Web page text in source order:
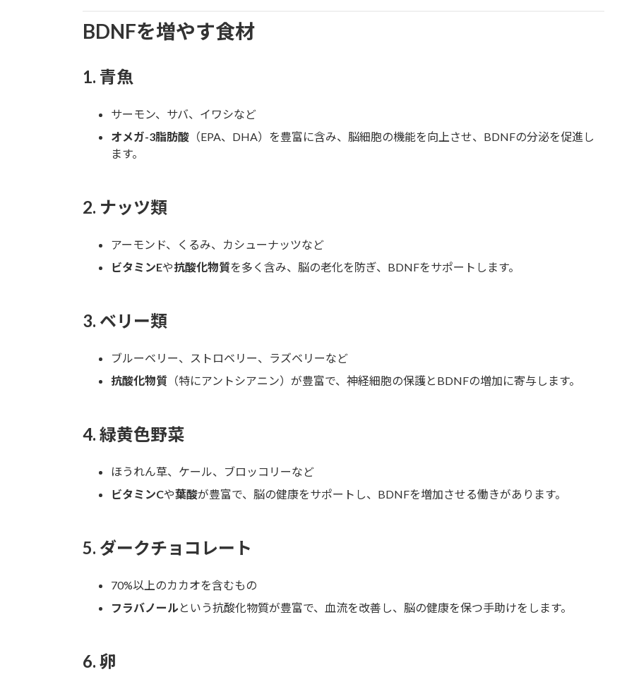
BDNFを増やす食材
1. 青魚
サーモン、サバ、イワシなど
オメガ-3脂肪酸 （EPA、DHA）を豊富に含み、脳細胞の機能を向上させ、BDNFの分泌を促進し
ます。
2. ナッツ類
アーモンド、くるみ、カシューナッツなど
ビタミンEや抗酸化物質を多く含み、脳の老化を防ぎ、BDNFをサポートします。
3. ベリー類
ブルーベリー、ストロベリー、ラズベリーなど
抗酸化物質 （特にアントシアニン）が豊富で、神経細胞の保護とBDNFの増加に寄与します。
4. 緑黄色野菜
ほうれん草、ケール、ブロッコリーなど
ビタミンCや葉酸が豊富で、脳の健康をサポートし、BDNFを増加させる働きがあります。
5. ダークチョコレート
70%以上のカカオを含むもの
フラバノール という抗酸化物質が豊富で、血流を改善し、脳の健康を保つ手助けをします。
6. 卵